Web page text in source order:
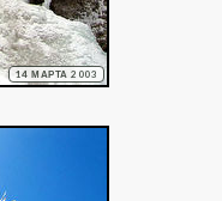
14 МАРТА 2003